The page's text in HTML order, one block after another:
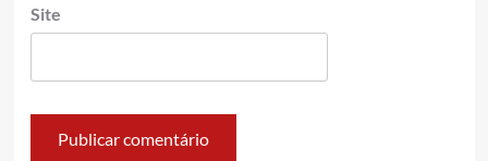
Site